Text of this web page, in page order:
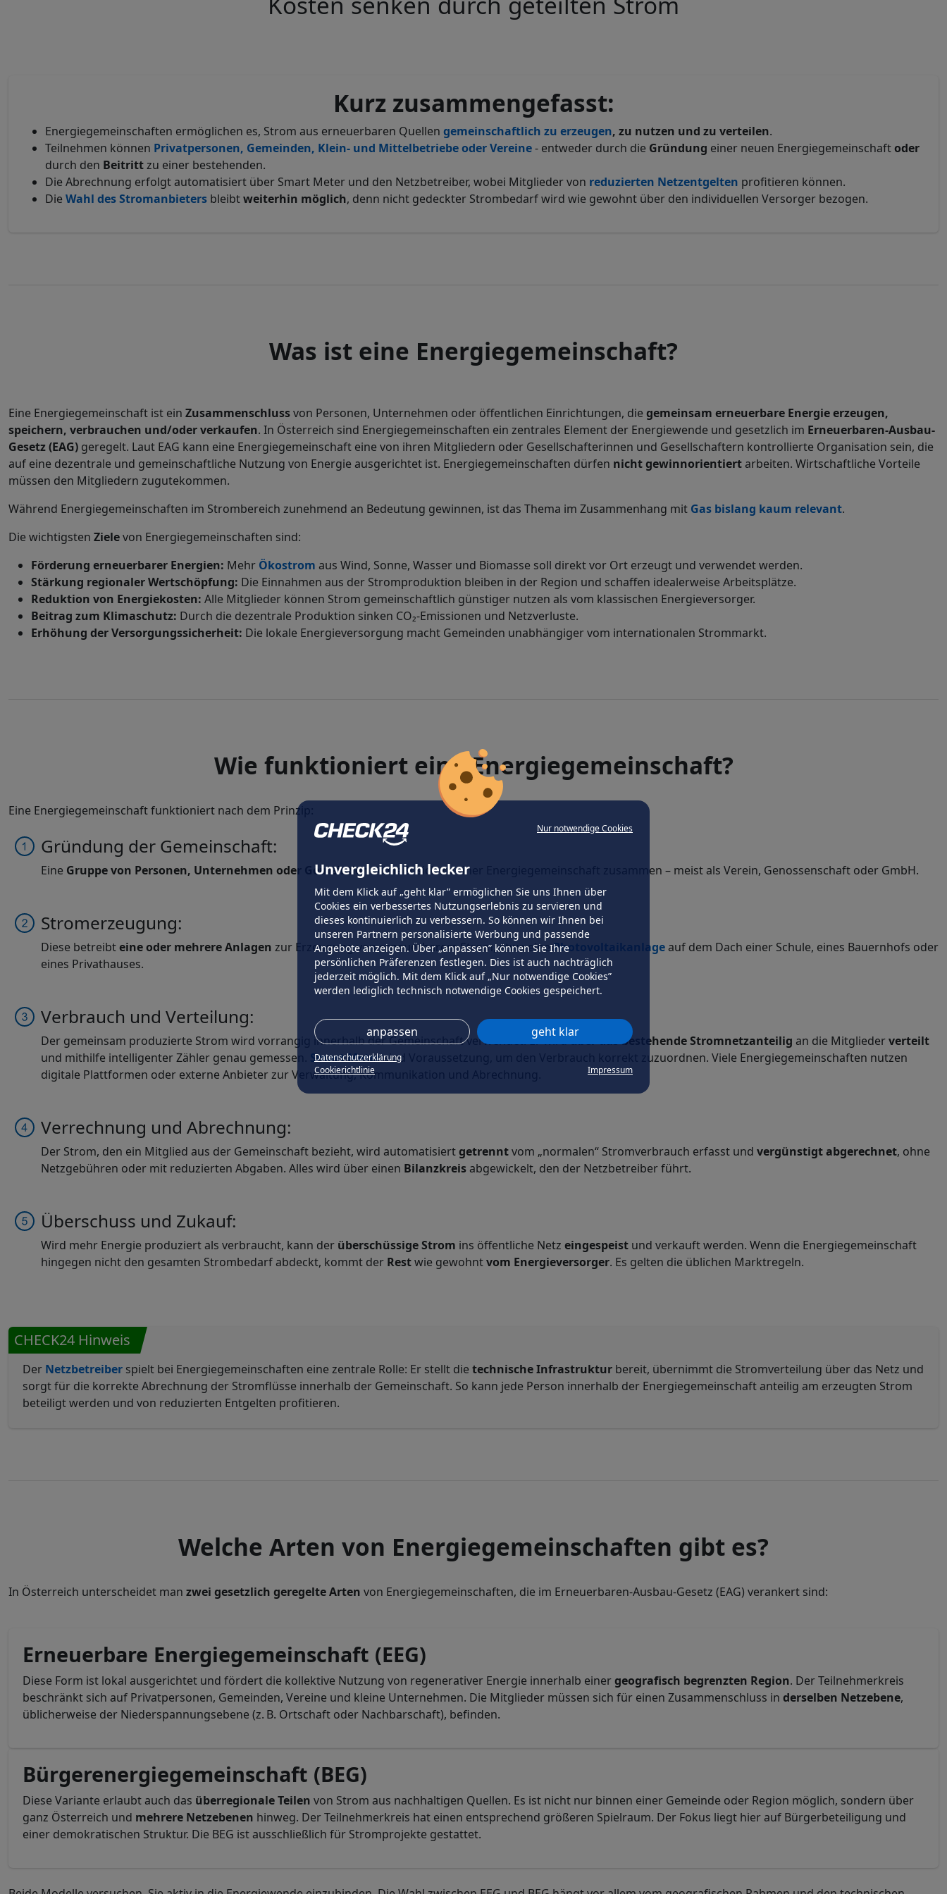
Nur notwendige Cookies
Unvergleichlich lecker
Mit dem Klick auf „geht klar” ermöglichen Sie uns Ihnen über
Cookies ein verbessertes Nutzungserlebnis zu servieren und
dieses kontinuierlich zu verbessern. So können wir Ihnen bei
unseren Partnern personalisierte Werbung und passende
Angebote anzeigen. Über „anpassen” können Sie Ihre
persönlichen Präferenzen festlegen. Dies ist auch nachträglich
jederzeit möglich. Mit dem Klick auf „Nur notwendige Cookies”
werden lediglich technisch notwendige Cookies gespeichert.
anpassen geht klar
Datenschutzerklärung
Cookierichtlinie
Impressum
Kurz zusammengefasst:
Energiegemeinschaften ermöglichen es, Strom aus erneuerbaren Quellen gemeinschaftlich zu erzeugen, zu nutzen und zu verteilen.
Teilnehmen können Privatpersonen, Gemeinden, Klein- und Mittelbetriebe oder Vereine- entweder durch die Gründung einer neuen Energiegemeinschaftoder
durch den Beitrittzu einer bestehenden.
Die Abrechnung erfolgt automatisiert über Smart Meter und den Netzbetreiber, wobei Mitglieder von reduzierten Netzentgelten profitieren können.
Die Wahl des Stromanbieters bleibtweiterhin möglich, denn nicht gedeckter Strombedarf wird wie gewohnt über den individuellen Versorger bezogen.
Was ist eine Energiegemeinschaft?
Eine Energiegemeinschaft ist ein Zusammenschlussvon Personen, Unternehmen oder öffentlichen Einrichtungen, die gemeinsam erneuerbare Energie erzeugen,
speichern, verbrauchen und/oder verkaufen. In Österreich sind Energiegemeinschaften ein zentrales Element der Energiewende und gesetzlich im Erneuerbaren-Ausbau-
Gesetz (EAG) geregelt. Laut EAG kann eine Energiegemeinschaft eine von ihren Mitgliedern oder Gesellschafterinnen und Gesellschaftern kontrollierte Organisation sein, die
auf eine dezentrale und gemeinschaftliche Nutzung von Energie ausgerichtet ist. Energiegemeinschaften dürfen nicht gewinnorientiertarbeiten. Wirtschaftliche Vorteile
müssen den Mitgliedern zugutekommen.
Während Energiegemeinschaften im Strombereich zunehmend an Bedeutung gewinnen, ist das Thema im Zusammenhang mit Gas bislang kaum relevant.
Die wichtigsten Zielevon Energiegemeinschaften sind:
Förderung erneuerbarer Energien: Mehr Ökostrom aus Wind, Sonne, Wasser und Biomasse soll direkt vor Ort erzeugt und verwendet werden.
Stärkung regionaler Wertschöpfung: Die Einnahmen aus der Stromproduktion bleiben in der Region und schaffen idealerweise Arbeitsplätze.
Reduktion von Energiekosten: Alle Mitglieder können Strom gemeinschaftlich günstiger nutzen als vom klassischen Energieversorger.
Beitrag zum Klimaschutz: Durch die dezentrale Produktion sinken CO₂-Emissionen und Netzverluste.
Erhöhung der Versorgungssicherheit: Die lokale Energieversorgung macht Gemeinden unabhängiger vom internationalen Strommarkt.
Wie funktioniert eine Energiegemeinschaft?
Eine Energiegemeinschaft funktioniert nach dem Prinzip:
Gründung der Gemeinschaft:
Eine Gruppe von Personen, Unternehmen oder Gemeinden schließt sich zu einer Energiegemeinschaft zusammen – meist als Verein, Genossenschaft oder GmbH.
Stromerzeugung:
Diese betreibteine oder mehrere Anlagen zur Erzeugung von erneuerbarem Strom, etwa einePhotovoltaikanlageauf dem Dach einer Schule, eines Bauernhofs oder
eines Privathauses.
Verbrauch und Verteilung:
Der gemeinsam produzierte Strom wird vorrangig innerhalb der Gemeinschaft verwendet. Er wirdüber das bestehende Stromnetzanteilig an die Mitgliederverteilt
und mithilfe intelligenter Zähler genau gemessen. Smart Metersind Voraussetzung, um den Verbrauch korrekt zuzuordnen. Viele Energiegemeinschaften nutzen
digitale Plattformen oder externe Anbieter zur Verwaltung, Kommunikation und Abrechnung.
Verrechnung und Abrechnung:
Der Strom, den ein Mitglied aus der Gemeinschaft bezieht, wird automatisiertgetrenntvom „normalen“ Stromverbrauch erfasst und vergünstigt abgerechnet, ohne
Netzgebühren oder mit reduzierten Abgaben. Alles wird über einen Bilanzkreisabgewickelt, den der Netzbetreiber führt.
Überschuss und Zukauf:
Wird mehr Energie produziert als verbraucht, kann der überschüssige Strom ins öffentliche Netz eingespeist und verkauft werden. Wenn die Energiegemeinschaft
hingegen nicht den gesamten Strombedarf abdeckt, kommt der Restwie gewohntvom Energieversorger. Es gelten die üblichen Marktregeln.
CHECK24 Hinweis
Der Netzbetreiber spielt bei Energiegemeinschaften eine zentrale Rolle: Er stellt die technische Infrastruktur bereit, übernimmt die Stromverteilung über das Netz und
sorgt für die korrekte Abrechnung der Stromflüsse innerhalb der Gemeinschaft. So kann jede Person innerhalb der Energiegemeinschaft anteilig am erzeugten Strom
beteiligt werden und von reduzierten Entgelten profitieren.
Welche Arten von Energiegemeinschaften gibt es?
In Österreich unterscheidet man zwei gesetzlich geregelte Arten von Energiegemeinschaften, die im Erneuerbaren-Ausbau-Gesetz (EAG) verankert sind:
Erneuerbare Energiegemeinschaft (EEG)
Diese Form ist lokal ausgerichtet und fördert die kollektive Nutzung von regenerativer Energie innerhalb einergeografisch begrenzten Region. Der Teilnehmerkreis
beschränkt sich auf Privatpersonen, Gemeinden, Vereine und kleine Unternehmen. Die Mitglieder müssen sich für einen Zusammenschluss in derselben Netzebene,
üblicherweise der Niederspannungsebene (z. B. Ortschaft oder Nachbarschaft), befinden.
Bürgerenergiegemeinschaft (BEG)
Diese Variante erlaubt auch das überregionale Teilen von Strom aus nachhaltigen Quellen. Es ist nicht nur binnen einer Gemeinde oder Region möglich, sondern über
ganz Österreich und mehrere Netzebenen hinweg. Der Teilnehmerkreis hat einen entsprechend größeren Spielraum. Der Fokus liegt hier auf Bürgerbeteiligung und
einer demokratischen Struktur. Die BEG ist ausschließlich für Stromprojekte gestattet.